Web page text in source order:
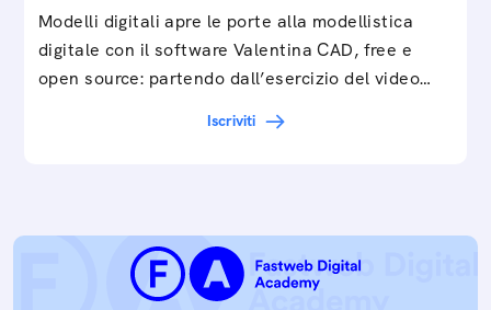
Modelli digitali apre le porte alla modellistica
digitale con il software Valentina CAD, free e
open source: partendo dall’esercizio del video…
Iscriviti